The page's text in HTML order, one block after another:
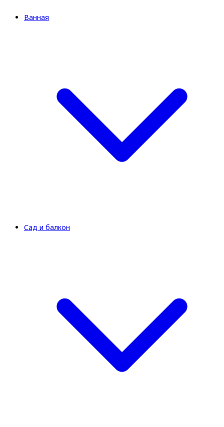
Ванная
Сад и балкон